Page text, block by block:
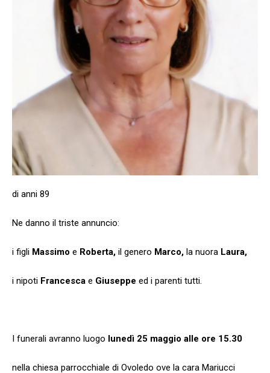
di anni 89
Ne danno il triste annuncio:
i figli Massimo e Roberta, il genero Marco, la nuora Laura,
i nipoti Francesca e Giuseppe ed i parenti tutti.
I funerali avranno luogo lunedì 25 maggio alle ore 15.30
nella chiesa parrocchiale di Ovoledo ove la cara Mariucci